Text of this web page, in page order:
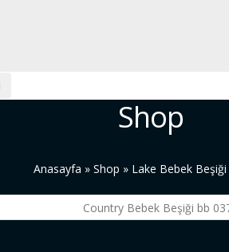
Shop
Anasayfa » Shop » Lake Bebek